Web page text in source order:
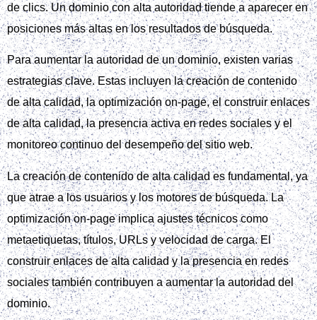
de clics. Un dominio con alta autoridad tiende a aparecer en
posiciones más altas en los resultados de búsqueda.
Para aumentar la autoridad de un dominio, existen varias
estrategias clave. Estas incluyen la creación de contenido
de alta calidad, la optimización on-page, el construir enlaces
de alta calidad, la presencia activa en redes sociales y el
monitoreo continuo del desempeño del sitio web.
La creación de contenido de alta calidad es fundamental, ya
que atrae a los usuarios y los motores de búsqueda. La
optimización on-page implica ajustes técnicos como
metaetiquetas, títulos, URLs y velocidad de carga. El
construir enlaces de alta calidad y la presencia en redes
sociales también contribuyen a aumentar la autoridad del
dominio.